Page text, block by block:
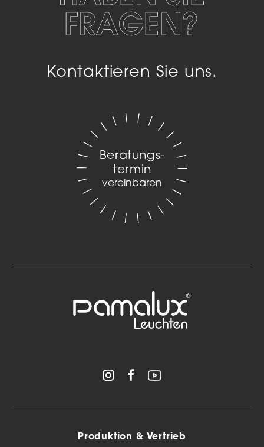
FRAGEN?
Kontaktieren Sie uns.
Beratungs­
termin
vereinbaren
Produktion & Vertrieb